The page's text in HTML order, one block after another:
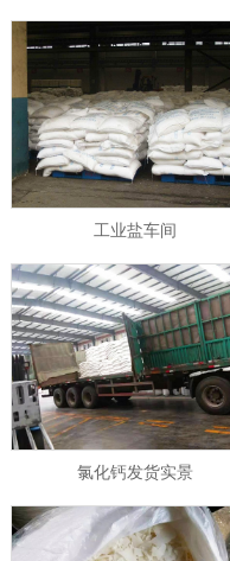
工业盐车间
氯化钙发货实景